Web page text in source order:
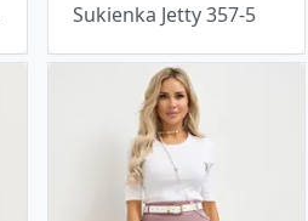
Sukienka Jetty 357-5